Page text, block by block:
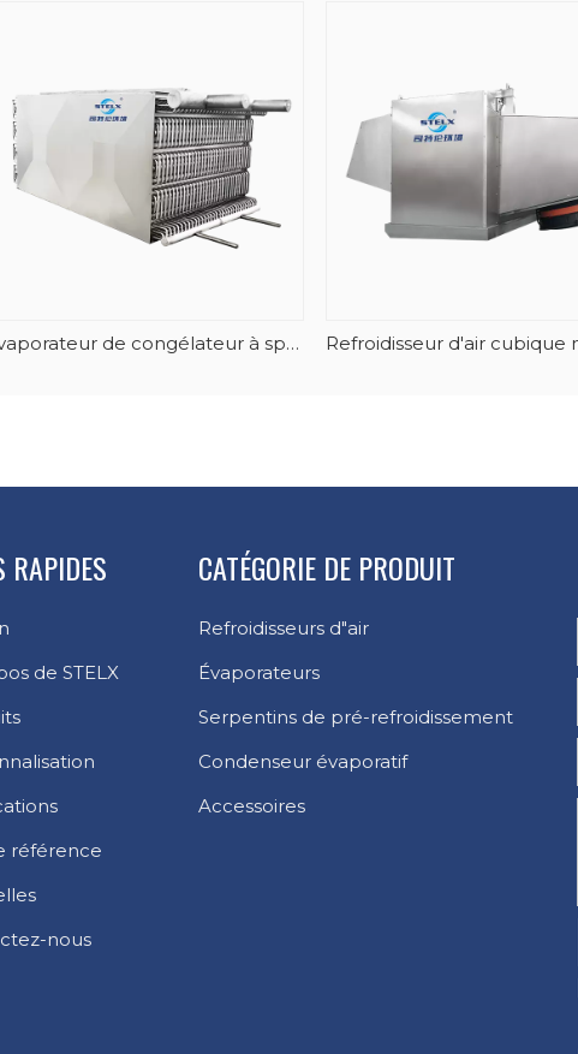
Évaporateur de congélateur à spirale empilable en acier inoxydable-AlMg
RAPIDES
de STELX
référence
nous
CATÉGORIE DE PRODUIT
Refroidisseurs d"air
Évaporateurs
Serpentins de pré-refroidissement
Condenseur évaporatif
Accessoires